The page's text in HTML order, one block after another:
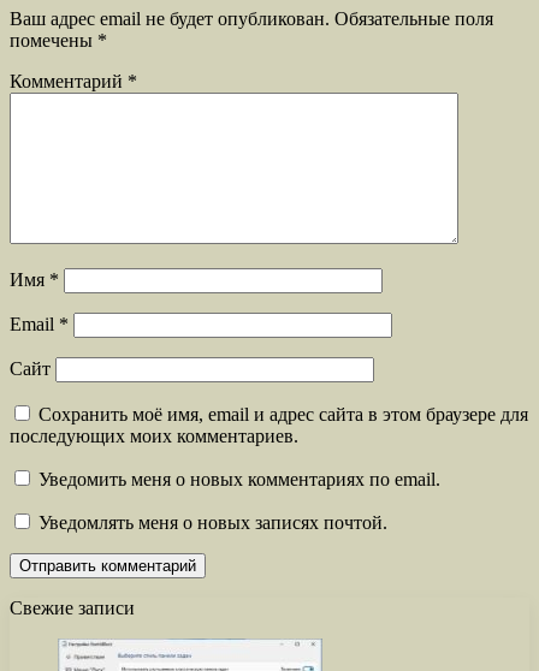
Ваш адрес email не будет опубликован. Обязательные поля
помечены *
Комментарий *
Имя *
Email *
Сайт
Сохранить моё имя, email и адрес сайта в этом браузере для
последующих моих комментариев.
Уведомить меня о новых комментариях по email.
Уведомлять меня о новых записях почтой.
Свежие записи